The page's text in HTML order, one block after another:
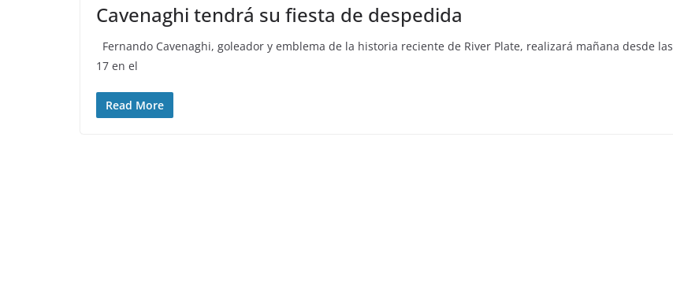
Cavenaghi tendrá su fiesta de despedida
Fernando Cavenaghi, goleador y emblema de la historia reciente de River Plate, realizará mañana desde las
17 en el
Read More